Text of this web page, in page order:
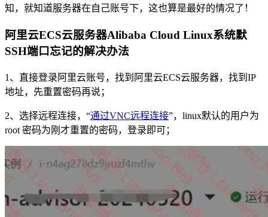
知，就知道服务器在自己账号下，这也算是最好的情况了！
阿里云ECS云服务器Alibaba Cloud Linux系统默
SSH端口忘记的解决办法
1、直接登录阿里云账号，找到阿里云ECS云服务器，找到IP
地址，先重置密码再说；
2、选择远程连接，“通过VNC远程连接”，linux默认的用户为
root 密码为刚才重置的密码，登录即可；